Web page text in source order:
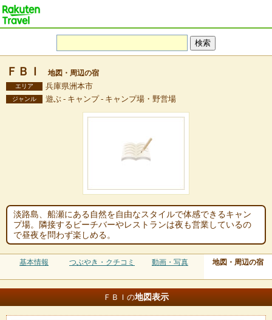
ＦＢＩ 地図・周辺の宿
エリア 兵庫県洲本市
ジャンル 遊ぶ - キャンプ - キャンプ場・野営場
淡路島、船瀬にある自然を自由なスタイルで体感できるキャン
プ場。隣接するビーチバーやレストランは夜も営業しているの
で昼夜を問わず楽しめる。
基本情報 つぶやき・クチコミ 動画・写真 地図・周辺の宿
ＦＢＩの地図表示